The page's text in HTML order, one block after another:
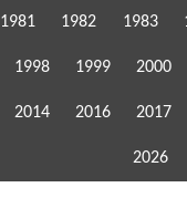
1981 1982 1983
1998 1999 2000
2014 2016 2017
2026